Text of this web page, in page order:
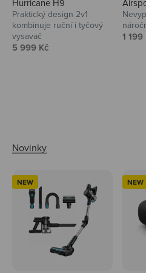
Hurricane H9
Praktický design 2v1
kombinuje ruční i tyčový
vysavač
Prodejní cena
5 999 Kč
1 199
NEW NEW